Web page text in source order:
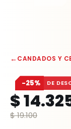
←CANDADOS Y
−25% DE
$19.100
$